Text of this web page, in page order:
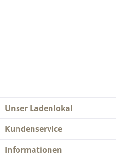
Unser Ladenlokal
Kundenservice
Informationen